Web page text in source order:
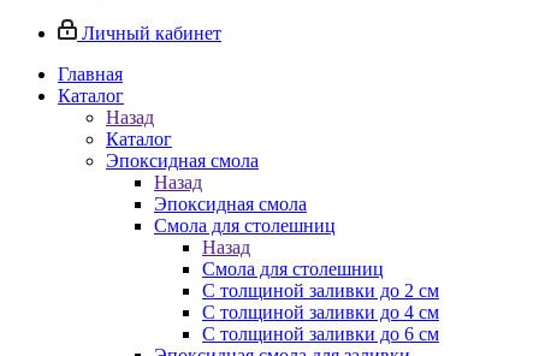
Личный кабинет
Главная
Каталог
Назад
Каталог
Эпоксидная смола
Назад
Эпоксидная смола
Смола для столешниц
Назад
Смола для столешниц
С толщиной заливки до 2 см
С толщиной заливки до 4 см
С толщиной заливки до 6 см